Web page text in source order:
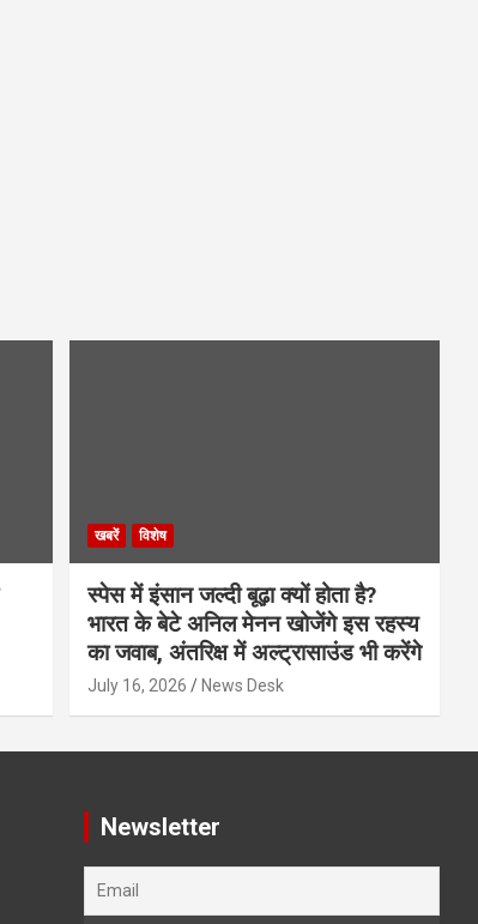
खबरें विशेष
स्पेस में इंसान जल्दी बूढ़ा क्यों होता है?
भारत के बेटे अनिल मेनन खोजेंगे इस रहस्य
का जवाब, अंतरिक्ष में अल्ट्रासाउंड भी करेंगे
July 16, 2026 News Desk
Newsletter